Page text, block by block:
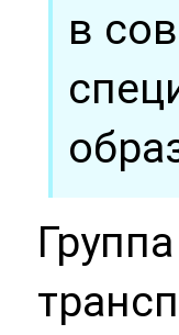
в